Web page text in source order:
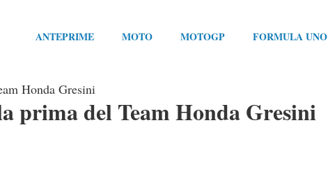
ANTEPRIME MOTO MOTOGP FORMULA UNO
Honda Gresini
prima del Team Honda Gresini